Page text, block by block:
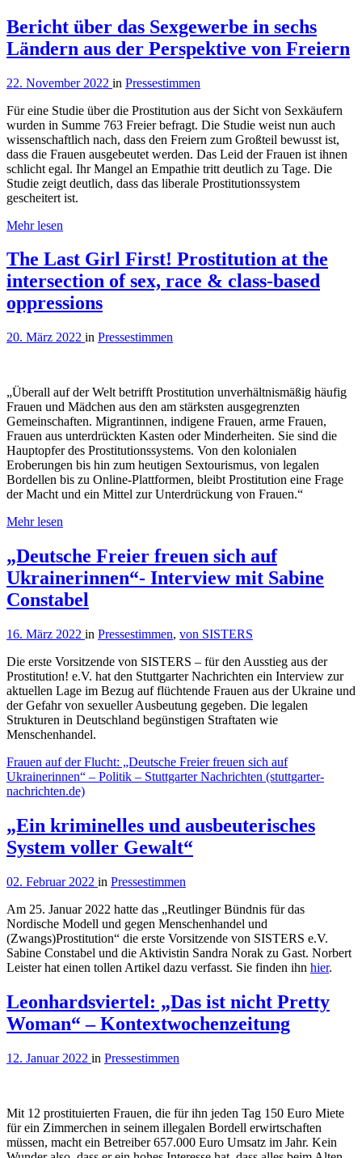
Bericht über das Sexgewerbe in sechs
Ländern aus der Perspektive von Freiern
22. November 2022 in Pressestimmen
Für eine Studie über die Prostitution aus der Sicht von Sexkäufern
wurden in Summe 763 Freier befragt. Die Studie weist nun auch
wissenschaftlich nach, dass den Freiern zum Großteil bewusst ist,
dass die Frauen ausgebeutet werden. Das Leid der Frauen ist ihnen
schlicht egal. Ihr Mangel an Empathie tritt deutlich zu Tage. Die
Studie zeigt deutlich, dass das liberale Prostitutionssystem
gescheitert ist.
Mehr lesen
The Last Girl First! Prostitution at the
intersection of sex, race & class-based
oppressions
20. März 2022 in Pressestimmen
„Überall auf der Welt betrifft Prostitution unverhältnismäßig häufig
Frauen und Mädchen aus den am stärksten ausgegrenzten
Gemeinschaften. Migrantinnen, indigene Frauen, arme Frauen,
Frauen aus unterdrückten Kasten oder Minderheiten. Sie sind die
Hauptopfer des Prostitutionssystems. Von den kolonialen
Eroberungen bis hin zum heutigen Sextourismus, von legalen
Bordellen bis zu Online-Plattformen, bleibt Prostitution eine Frage
der Macht und ein Mittel zur Unterdrückung von Frauen.“
Mehr lesen
„Deutsche Freier freuen sich auf
Ukrainerinnen“- Interview mit Sabine
Constabel
16. März 2022 in Pressestimmen, von SISTERS
Die erste Vorsitzende von SISTERS – für den Ausstieg aus der
Prostitution! e.V. hat den Stuttgarter Nachrichten ein Interview zur
aktuellen Lage im Bezug auf flüchtende Frauen aus der Ukraine und
der Gefahr von sexueller Ausbeutung gegeben. Die legalen
Strukturen in Deutschland begünstigen Straftaten wie
Menschenhandel.
Frauen auf der Flucht: „Deutsche Freier freuen sich auf
Ukrainerinnen“ – Politik – Stuttgarter Nachrichten (stuttgarter-
nachrichten.de)
„Ein kriminelles und ausbeuterisches
System voller Gewalt“
02. Februar 2022 in Pressestimmen
Am 25. Januar 2022 hatte das „Reutlinger Bündnis für das
Nordische Modell und gegen Menschenhandel und
(Zwangs)Prostitution“ die erste Vorsitzende von SISTERS e.V.
Sabine Constabel und die Aktivistin Sandra Norak zu Gast. Norbert
Leister hat einen tollen Artikel dazu verfasst. Sie finden ihn hier.
Leonhardsviertel: „Das ist nicht Pretty
Woman“ – Kontextwochenzeitung
12. Januar 2022 in Pressestimmen
Mit 12 prostituierten Frauen, die für ihn jeden Tag 150 Euro Miete
für ein Zimmerchen in seinem illegalen Bordell erwirtschaften
müssen, macht ein Betreiber 657.000 Euro Umsatz im Jahr. Kein